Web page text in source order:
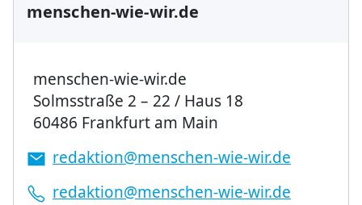
menschen-wie-wir.de
menschen-wie-wir.de
Solmsstraße 2 – 22 / Haus 18
60486 Frankfurt am Main
redaktion@menschen-wie-wir.de
redaktion@menschen-wie-wir.de